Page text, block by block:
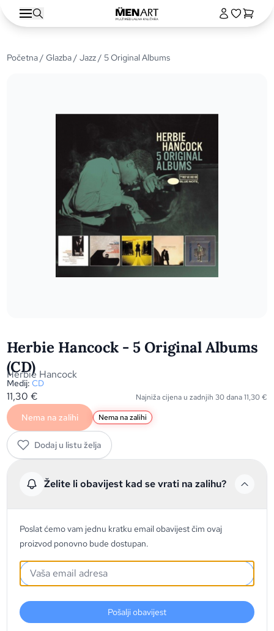
Početna/Glazba/Jazz/ 5 Original Albums
Herbie Hancock - 5 Original Albums
(CD)
Herbie Hancock
Medij: CD
11,30€ Najniža cijena u zadnjih 30 dana11,30€
Nema na zalihi Nema na zalihi
Dodaj u listu želja
Želite li obavijest kad se vrati na zalihu?
Poslat ćemo vam jednu kratku email obavijest čim ovaj
proizvod ponovno bude dostupan.
Pošalji obavijest